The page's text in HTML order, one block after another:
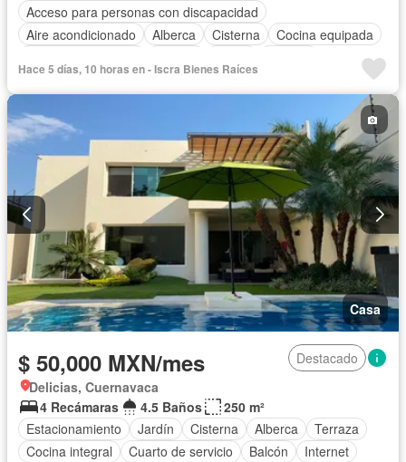
Acceso para personas con discapacidad
Aire acondicionado
Alberca Cisterna
Cocina equipada
Vista panorámica
Wifi Zonas verdes
Permite mascotas
Hace 5 días, 10 horas en - Iscra Bienes Raíces
Casa
$ 50,000 MXN/mes
Destacado
Delicias, Cuernavaca
4 Recámaras
4.5 Baños
250 m²
Estacionamiento
Jardín Cisterna Alberca
Terraza
Cocina integral
Cuarto de servicio Balcón
Internet